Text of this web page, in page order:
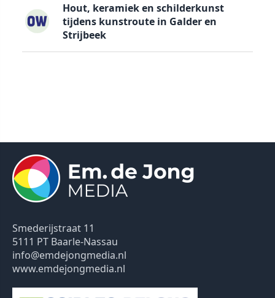
Hout, keramiek en schilderkunst
tijdens kunstroute in Galder en
Strijbeek
Smederijstraat 11
5111 PT Baarle-Nassau
info@emdejongmedia.nl
www.emdejongmedia.nl